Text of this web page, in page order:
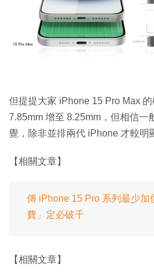
但提提大家 iPhone 15 Pro Max
7.85mm 增至 8.25mm，但相信一
覺，除非並排兩代 iPhone 才較明
【相關文章】
傳 iPhone 15 Pro 系列最少加
費」定必破千
【相關文章】